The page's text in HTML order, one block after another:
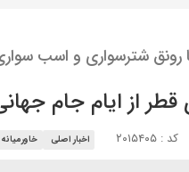
رونق شترسواری و اسب
قطر از ایام جام
کد : ۲۰۱۵۴۰۵ اخبار اصلی خاورمیانه